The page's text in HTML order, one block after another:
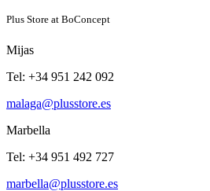
Plus Store at BoConcept
Mijas
Tel: +34 951 242 092
malaga@plusstore.es
Marbella
Tel: +34 951 492 727
marbella@plusstore.es